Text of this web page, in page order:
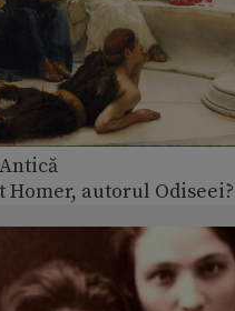
Homer, autorul Odiseei?